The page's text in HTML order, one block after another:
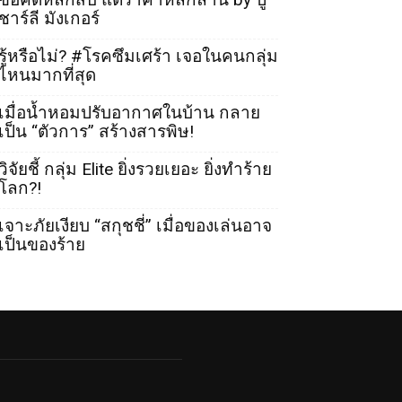
าร์ลี มังเกอร์
หรือไม่? #โรคซึมเศร้า เจอในคนกลุ่ม
หนมากที่สุด
มื่อน้ำหอมปรับอากาศในบ้าน กลาย
ป็น “ตัวการ” สร้างสารพิษ!
จัยชี้ กลุ่ม Elite ยิ่งรวยเยอะ ยิ่งทำร้าย
ลก?!
จาะภัยเงียบ “สกุชชี่” เมื่อของเล่นอาจ
ป็นของร้าย